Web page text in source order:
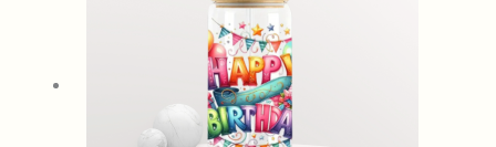
130,00 kr..99,00 kr..